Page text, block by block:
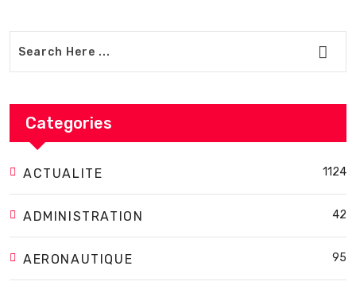
Categories
ACTUALITE 1124
ADMINISTRATION 42
AERONAUTIQUE 95